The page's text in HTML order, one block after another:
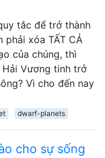
tắc để trở thành
phải xóa TẤT CẢ
của chúng, thì
Vương tinh trở
Vì cho đến nay
dwarf-planets
cho sự sống